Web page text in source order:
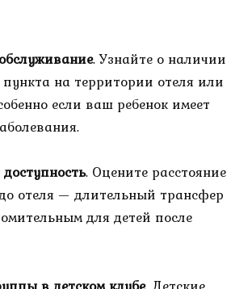
. Узнайте о наличии
на территории отеля или
если ваш ребенок имеет
. Оцените расстояние
отеля — длительный трансфер
для детей после